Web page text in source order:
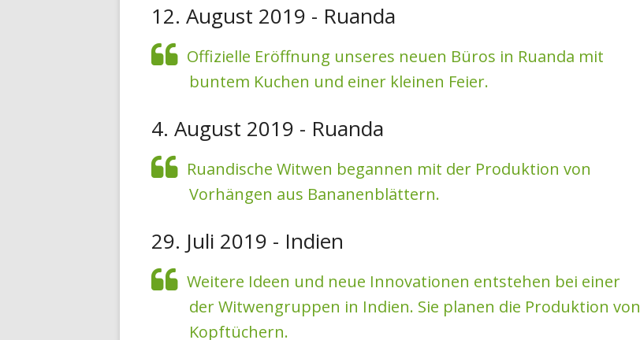
12. August 2019 - Ruanda
Offizielle Eröffnung unseres neuen Büros in Ruanda mit
buntem Kuchen und einer kleinen Feier.
4. August 2019 - Ruanda
Ruandische Witwen begannen mit der Produktion von
Vorhängen aus Bananenblättern.
29. Juli 2019 - Indien
Weitere Ideen und neue Innovationen entstehen bei einer
der Witwengruppen in Indien. Sie planen die Produktion von
Kopftüchern.